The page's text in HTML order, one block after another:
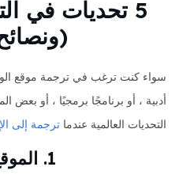
5 تحديات في
سواء كنت ترغب في ترجمة موقع
أدبية ، أو برنامجًا برمجيًا ، أو بعض
التحديات العالمية عندما ترجمة إلى
1. الموقع والموقع والموقع